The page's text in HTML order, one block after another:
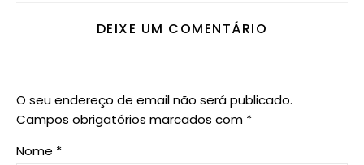
DEIXE UM COMENTÁRIO
O seu endereço de email não será publicado.
Campos obrigatórios marcados com *
Nome *